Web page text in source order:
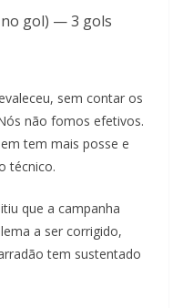
gol) — 3 gols
sem contar os
não fomos efetivos.
tem mais posse e
técnico.
que a campanha
a ser corrigido,
tem sustentado